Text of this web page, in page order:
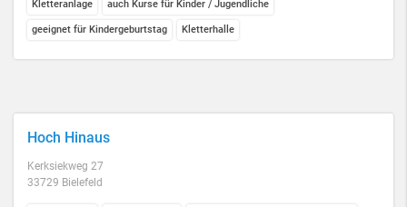
Kletteranlage auch Kurse für Kinder / Jugendliche
geeignet für Kindergeburtstag Kletterhalle
Hoch Hinaus
Kerksiekweg 27
33729 Bielefeld